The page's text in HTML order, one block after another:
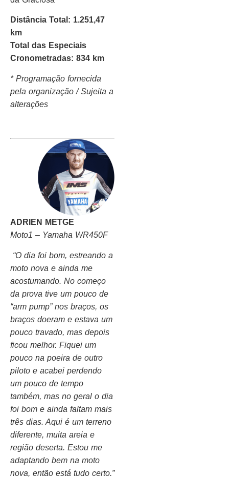
Distância Total: 1.251,47
km
Total das Especiais
Cronometradas: 834 km
* Programação fornecida
pela organização / Sujeita a
alterações
ADRIEN METGE
Moto1 – Yamaha WR450F
“O dia foi bom, estreando a
moto nova e ainda me
acostumando. No começo
da prova tive um pouco de
“arm pump” nos braços, os
braços doeram e estava um
pouco travado, mas depois
ficou melhor. Fiquei um
pouco na poeira de outro
piloto e acabei perdendo
um pouco de tempo
também, mas no geral o dia
foi bom e ainda faltam mais
três dias. Aqui é um terreno
diferente, muita areia e
região deserta. Estou me
adaptando bem na moto
nova, então está tudo certo.”